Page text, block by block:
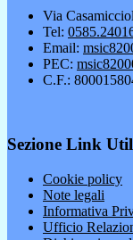
Via
Tel:
Email:
PEC:
C.F.:
Sezione Link
Cookie policy
Note legali
Informativa
Ufficio